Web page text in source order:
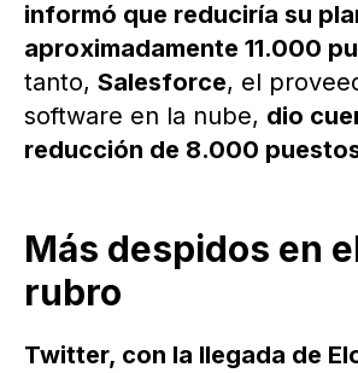
informó que reduciría su
aproximadamente 11.000
tanto, Salesforce, el
software en la nube, dio
reducción de 8.000
Más despidos en
rubro
Twitter, con la llegada de